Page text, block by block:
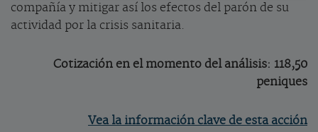
compañía y mitigar así los efectos del parón de su
actividad por la crisis sanitaria.
Cotización en el momento del análisis: 118,50
peniques
Vea la información clave de esta acción